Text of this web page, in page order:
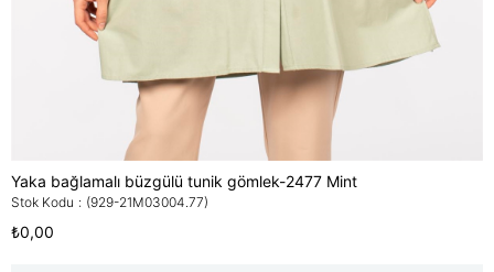
Yaka bağlamalı büzgülü tunik gömlek-2477 Mint
Stok Kodu (929-21M03004.77)
₺0,00